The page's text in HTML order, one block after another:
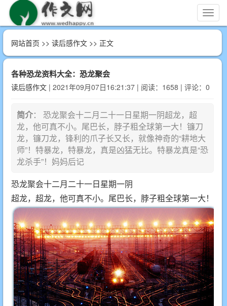
切
换
网站首页 >> 读后感作文 >> 正文
各种恐龙资料大全：恐龙聚会
读后感作文 | 2021年09月07日16:21:37 | 阅读：1658 | 评论：0
简介： 恐龙聚会十二月二十一日星期一阴超龙，超
龙，他可真不小。尾巴长，脖子粗全球第一大！镰刀
龙，镰刀龙，锋利的爪子长又长，就像神奇的“耕地大
师”！特暴龙，特暴龙，真是凶猛无比。特暴龙真是“恐
龙杀手”！妈妈后记
恐龙聚会十二月二十一日星期一阴
超龙，超龙，他可真不小。尾巴长，脖子粗全球第一大！